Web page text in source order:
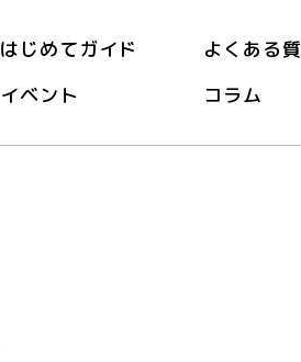
はじめてガイド
よくある
イベント コラム